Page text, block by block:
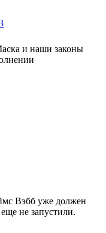
и наши законы
Вэбб уже должен
не запустили.